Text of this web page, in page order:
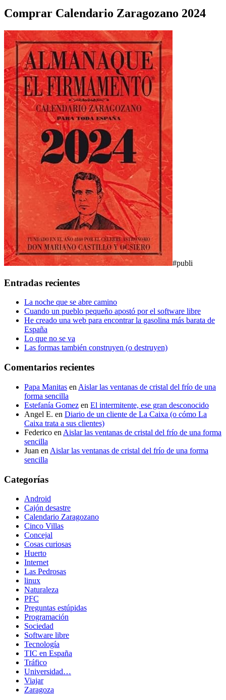
Comprar Calendario Zaragozano 2024
#publi
Entradas recientes
La noche que se abre camino
Cuando un pueblo pequeño apostó por el software libre
He creado una web para encontrar la gasolina más barata de
España
Lo que no se va
Las formas también construyen (o destruyen)
Comentarios recientes
Papa Manitas en Aislar las ventanas de cristal del frío de una
forma sencilla
Estefanía Gomez en El intermitente, ese gran desconocido
Angel E. en Diario de un cliente de La Caixa (o cómo La
Caixa trata a sus clientes)
Federico en Aislar las ventanas de cristal del frío de una forma
sencilla
Juan en Aislar las ventanas de cristal del frío de una forma
sencilla
Categorías
Android
Cajón desastre
Calendario Zaragozano
Cinco Villas
Concejal
Cosas curiosas
Huerto
Internet
Las Pedrosas
linux
Naturaleza
PFC
Preguntas estúpidas
Programación
Sociedad
Software libre
Tecnología
TIC en España
Tráfico
Universidad…
Viajar
Zaragoza